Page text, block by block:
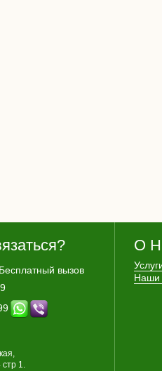
вызов
1.
О
Наши